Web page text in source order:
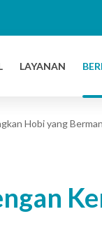
LAYANAN
Hobi yang